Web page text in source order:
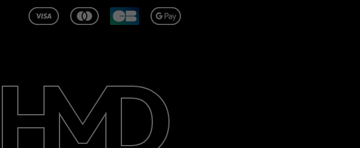
À propos
Assistance
France